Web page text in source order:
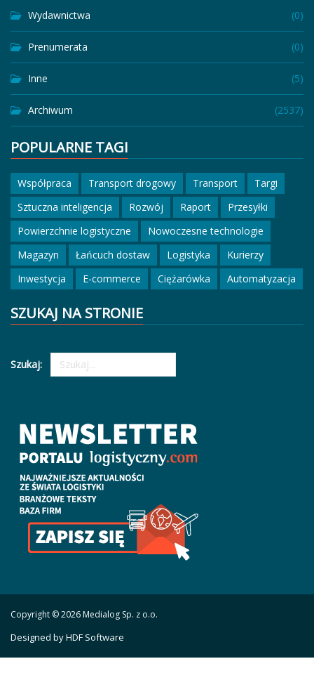
Wydawnictwa (0)
Prenumerata (0)
Inne (5)
Archiwum (2537)
POPULARNE TAGI
Współpraca Transport drogowy Transport
Targi
Sztuczna inteligencja
Rozwój Raport
Przesyłki
Powierzchnie logistyczne
Nowoczesne technologie
Magazyn
Łańcuch dostaw Logistyka
Kurierzy
Inwestycja
E-commerce Ciężarówka Automatyzacja
SZUKAJ NA STRONIE
Szukaj:
Copyright © 2026 Medialog Sp. z o.o.
Designed by HDF Software